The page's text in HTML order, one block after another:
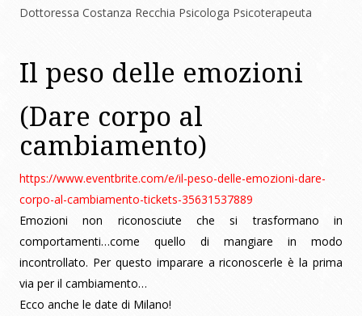
Dottoressa Costanza Recchia Psicologa Psicoterapeuta
Il peso delle emozioni
(Dare corpo al
cambiamento)
https://www.eventbrite.com/e/il-peso-delle-emozioni-dare-
corpo-al-cambiamento-tickets-35631537889
Emozioni non riconosciute che si trasformano in
comportamenti…come quello di mangiare in modo
incontrollato. Per questo imparare a riconoscerle è la prima
via per il cambiamento…
Ecco anche le date di Milano!